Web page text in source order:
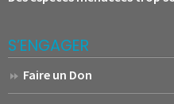
S’ENGAGER
Faire un Don